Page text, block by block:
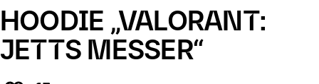
HOODIE „VALORANT:
JETTS MESSER“